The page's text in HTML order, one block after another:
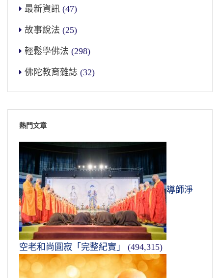
最新資訊 (47)
故事說法 (25)
輕鬆學佛法 (298)
佛陀教育雜誌 (32)
熱門文章
導師淨
空老和尚圓寂「完整紀實」 (494,315)